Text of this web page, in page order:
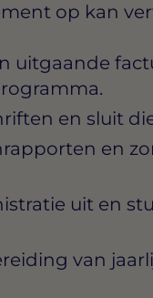
op kan
uitgaande
en sluit
en
uit en
van